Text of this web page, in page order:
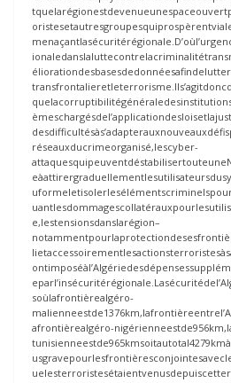
réseauxducrimeorganisé,lescyber-
e,lestensionsdanslarégion–
soùlafrontièrealgéro-
afrontièrealgéro-